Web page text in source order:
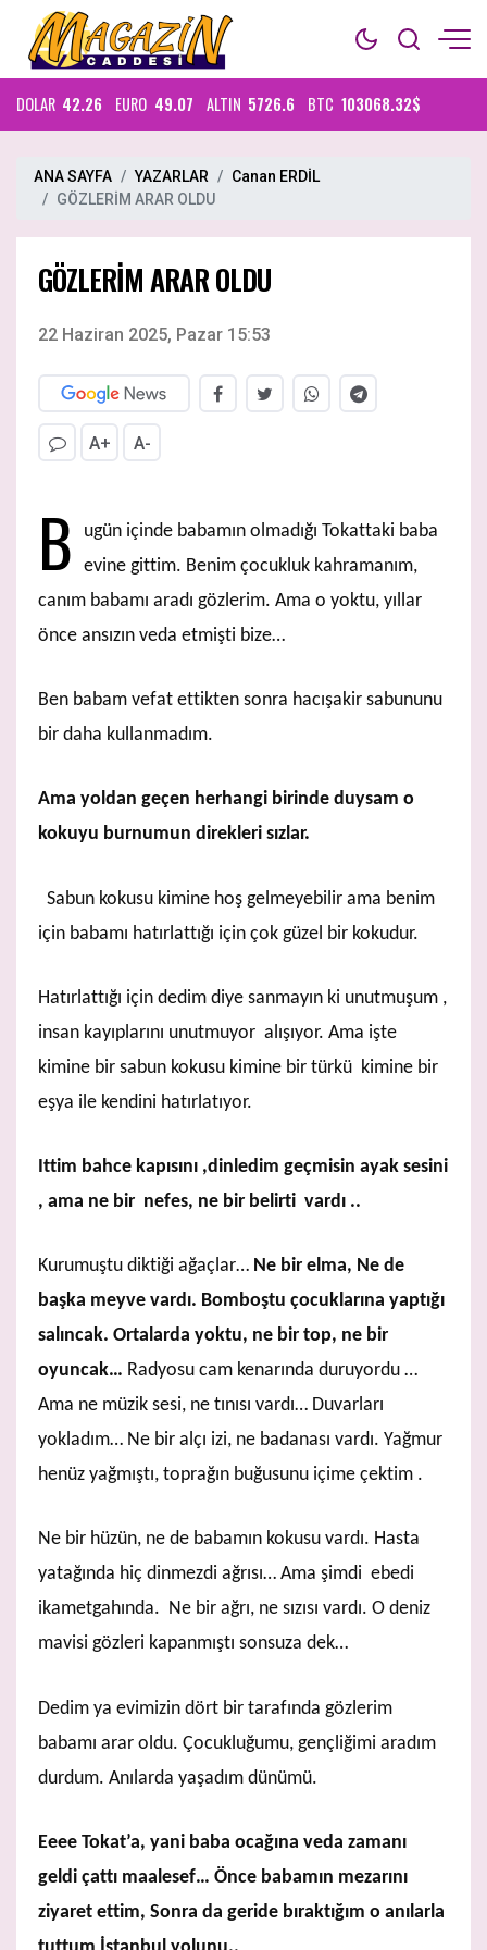
DOLAR 42.26 EURO 49.07 ALTIN 5726.6 BTC 103068.32$
ANA SAYFA YAZARLAR
Canan ERDİL
GÖZLERİM ARAR OLDU
GÖZLERİM ARAR OLDU
22 Haziran 2025, Pazar 15:53
A+ A-
B
ugün içinde babamın olmadığı Tokattaki baba
evine gittim. Benim çocukluk kahramanım,
canım babamı aradı gözlerim. Ama o yoktu, yıllar
önce ansızın veda etmişti bize…
Ben babam vefat ettikten sonra hacışakir sabununu
bir daha kullanmadım.
Ama yoldan geçen herhangi birinde duysam o
kokuyu burnumun direkleri sızlar.
Sabun kokusu kimine hoş gelmeyebilir ama benim
için babamı hatırlattığı için çok güzel bir kokudur.
Hatırlattığı için dedim diye sanmayın ki unutmuşum ,
insan kayıplarını unutmuyor alışıyor. Ama işte
kimine bir sabun kokusu kimine bir türkü kimine bir
eşya ile kendini hatırlatıyor.
Ittim bahce kapısını ,dinledim geçmisin ayak sesini
, ama ne bir nefes, ne bir belirti vardı ..
Kurumuştu diktiği ağaçlar… Ne bir elma, Ne de
başka meyve vardı. Bomboştu çocuklarına yaptığı
salıncak. Ortalarda yoktu, ne bir top, ne bir
oyuncak… Radyosu cam kenarında duruyordu …
Ama ne müzik sesi, ne tınısı vardı… Duvarları
yokladım… Ne bir alçı izi, ne badanası vardı. Yağmur
henüz yağmıştı, toprağın buğusunu içime çektim .
Ne bir hüzün, ne de babamın kokusu vardı. Hasta
yatağında hiç dinmezdi ağrısı… Ama şimdi ebedi
ikametgahında. Ne bir ağrı, ne sızısı vardı. O deniz
mavisi gözleri kapanmıştı sonsuza dek…
Dedim ya evimizin dört bir tarafında gözlerim
babamı arar oldu. Çocukluğumu, gençliğimi aradım
durdum. Anılarda yaşadım dünümü.
Eeee Tokat’a, yani baba ocağına veda zamanı
geldi çattı maalesef… Önce babamın mezarını
ziyaret ettim, Sonra da geride bıraktığım o anılarla